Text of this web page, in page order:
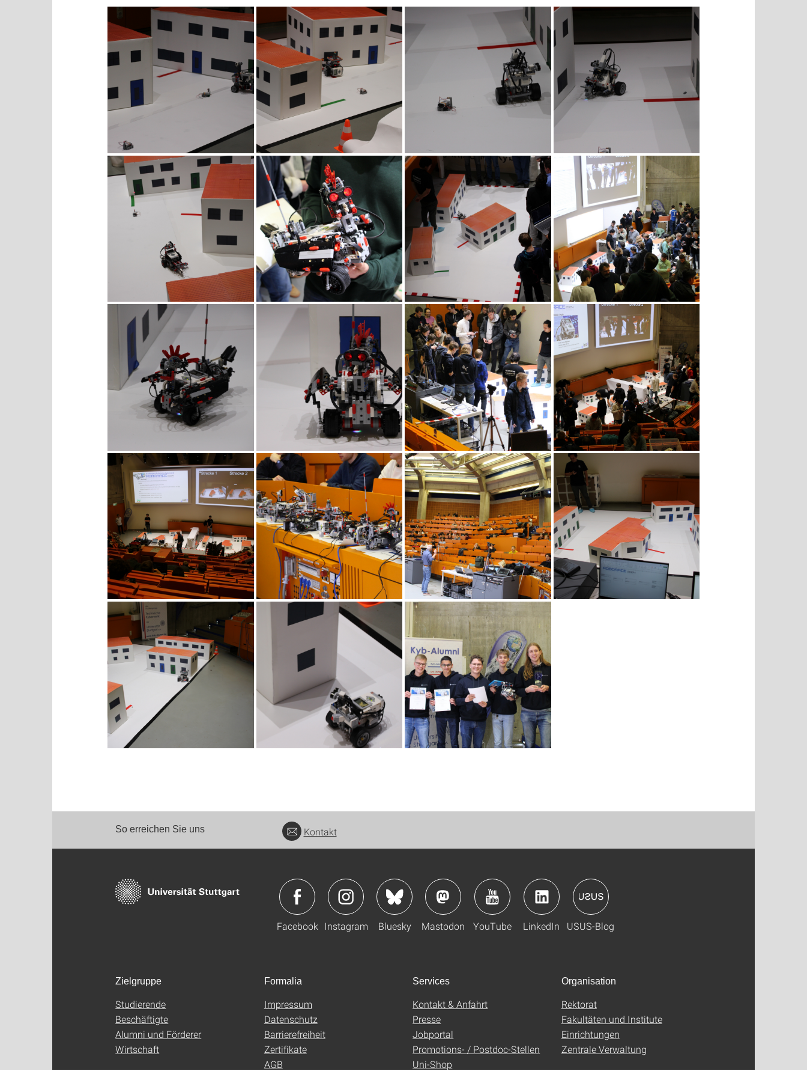
So erreichen Sie uns Kontakt
Facebook Instagram Bluesky Mastodon YouTube LinkedIn USUS-Blog
Zielgruppe
Studierende
Beschäftigte
Alumni und Förderer
Wirtschaft
Formalia
Impressum
Datenschutz
Barrierefreiheit
Zertifikate
AGB
Services
Kontakt & Anfahrt
Presse
Jobportal
Promotions- / Postdoc-Stellen
Uni-Shop
Organisation
Rektorat
Fakultäten und Institute
Einrichtungen
Zentrale Verwaltung